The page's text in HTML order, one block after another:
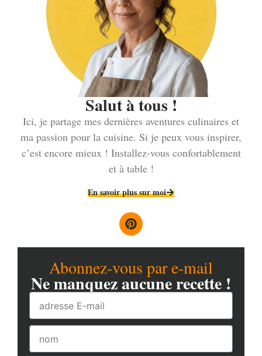
Salut à tous !
Ici, je partage mes dernières aventures culinaires et
ma passion pour la cuisine. Si je peux vous inspirer,
c’est encore mieux ! Installez-vous confortablement
et à table !
En savoir plus sur moi
Abonnez-vous par e-mail
Ne manquez aucune recette !